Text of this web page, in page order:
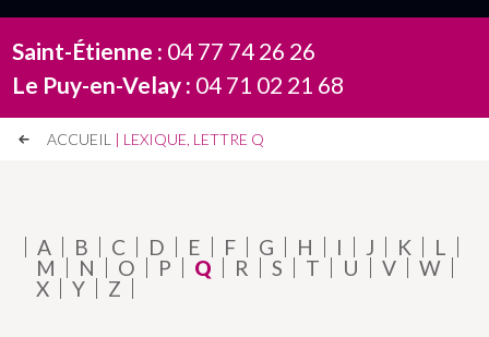
Saint-Étienne : 04 77 74 26 26
Le Puy-en-Velay : 04 71 02 21 68
ACCUEIL | LEXIQUE, LETTRE Q
A B C D E F G H I J K
L
M
N O P Q R S T U V
W
X
Y Z